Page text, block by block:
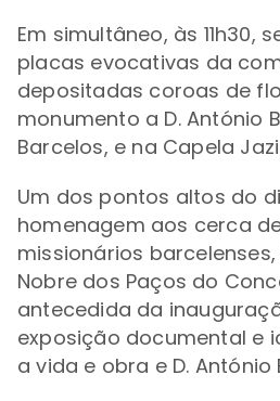
Em simultâneo, às 11h30,
placas evocativas da
depositadas coroas de
monumento a D. António
Barcelos, e na Capela
Um dos pontos altos do
homenagem aos cerca
missionários barcelenses,
Nobre dos Paços do
antecedida da
exposição documental e
a vida e obra e D. António